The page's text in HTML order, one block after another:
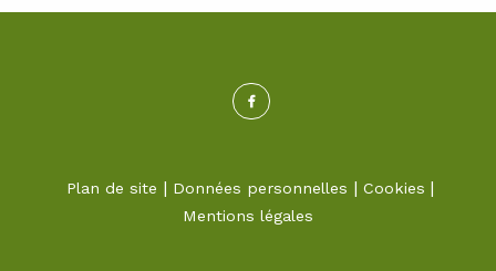
Plan de site Données personnelles
Cookies
Mentions légales